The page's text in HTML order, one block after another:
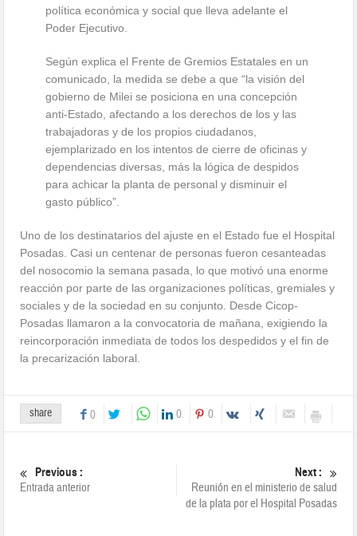
política económica y social que lleva adelante el
Poder Ejecutivo.
Según explica el Frente de Gremios Estatales en un
comunicado, la medida se debe a que “la visión del
gobierno de Milei se posiciona en una concepción
anti-Estado, afectando a los derechos de los y las
trabajadoras y de los propios ciudadanos,
ejemplarizado en los intentos de cierre de oficinas y
dependencias diversas, más la lógica de despidos
para achicar la planta de personal y disminuir el
gasto público”.
Uno de los destinatarios del ajuste en el Estado fue el Hospital
Posadas. Casi un centenar de personas fueron cesanteadas
del nosocomio la semana pasada, lo que motivó una enorme
reacción por parte de las organizaciones políticas, gremiales y
sociales y de la sociedad en su conjunto. Desde Cicop-
Posadas llamaron a la convocatoria de mañana, exigiendo la
reincorporación inmediata de todos los despedidos y el fin de
la precarización laboral.
share 0 0 0
Previous :
Entrada anterior
Next :
Reunión en el ministerio de salud
de la plata por el Hospital Posadas